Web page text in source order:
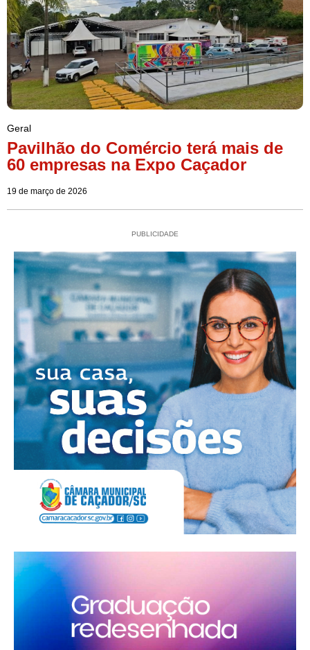
Geral
Pavilhão do Comércio terá mais de
60 empresas na Expo Caçador
19 de março de 2026
PUBLICIDADE